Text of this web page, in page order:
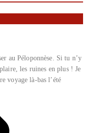
au Péloponnèse. Si tu n’y
les ruines en plus ! Je
voyage là-bas l’été